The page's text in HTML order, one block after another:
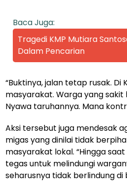
Baca Juga:
Tragedi KMP Mutiara
Dalam Pencarian
“Buktinya, jalan tetap rusak.
masyarakat. Warga yang sakit
Nyawa taruhannya. Mana
Aksi tersebut juga mendesak
migas yang dinilai tidak
masyarakat lokal. “Hingga
tegas untuk melindungi
seharusnya tidak berlindung